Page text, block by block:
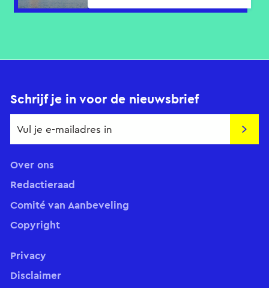
Schrijf je in voor de nieuwsbrief
Over ons
Redactieraad
Comité van Aanbeveling
Copyright
Privacy
Disclaimer